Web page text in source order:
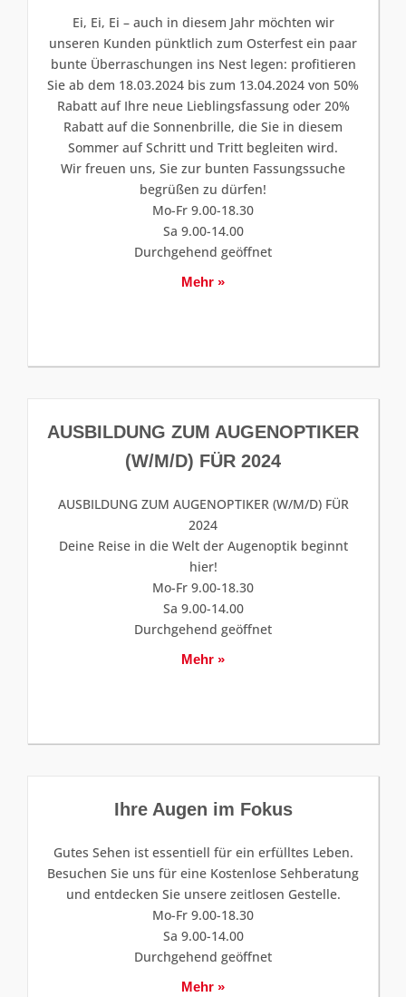
Ei, Ei, Ei – auch in diesem Jahr möchten wir
unseren Kunden pünktlich zum Osterfest ein paar
bunte Überraschungen ins Nest legen: profitieren
Sie ab dem 18.03.2024 bis zum 13.04.2024 von 50%
Rabatt auf Ihre neue Lieblingsfassung oder 20%
Rabatt auf die Sonnenbrille, die Sie in diesem
Sommer auf Schritt und Tritt begleiten wird.
Wir freuen uns, Sie zur bunten Fassungssuche
begrüßen zu dürfen!
Mo-Fr 9.00-18.30
Sa 9.00-14.00
Durchgehend geöffnet
Mehr »
AUSBILDUNG ZUM AUGENOPTIKER
(W/M/D) FÜR 2024
AUSBILDUNG ZUM AUGENOPTIKER (W/M/D) FÜR
2024
Deine Reise in die Welt der Augenoptik beginnt
hier!
Mo-Fr 9.00-18.30
Sa 9.00-14.00
Durchgehend geöffnet
Mehr »
Ihre Augen im Fokus
Gutes Sehen ist essentiell für ein erfülltes Leben.
Besuchen Sie uns für eine Kostenlose Sehberatung
und entdecken Sie unsere zeitlosen Gestelle.
Mo-Fr 9.00-18.30
Sa 9.00-14.00
Durchgehend geöffnet
Mehr »